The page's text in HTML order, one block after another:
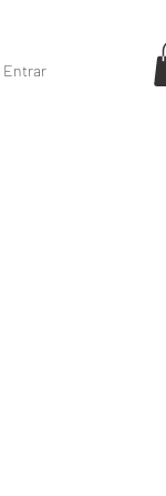
Entrar